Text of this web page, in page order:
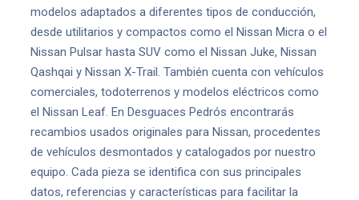
modelos adaptados a diferentes tipos de conducción,
desde utilitarios y compactos como el Nissan Micra o el
Nissan Pulsar hasta SUV como el Nissan Juke, Nissan
Qashqai y Nissan X-Trail. También cuenta con vehículos
comerciales, todoterrenos y modelos eléctricos como
el Nissan Leaf. En Desguaces Pedrós encontrarás
recambios usados originales para Nissan, procedentes
de vehículos desmontados y catalogados por nuestro
equipo. Cada pieza se identifica con sus principales
datos, referencias y características para facilitar la